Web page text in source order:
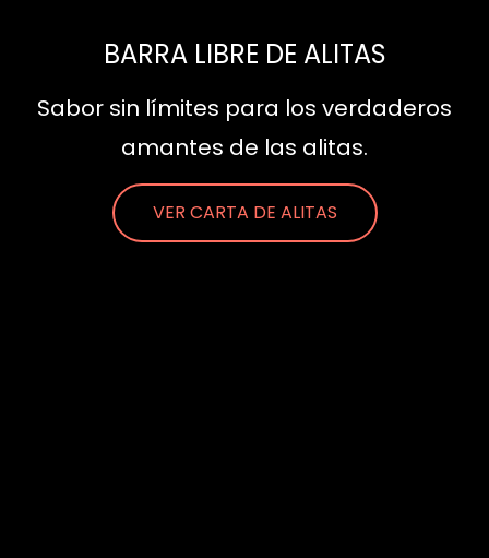
BARRA LIBRE DE ALITAS
Sabor sin límites para los verdaderos
amantes de las alitas.
VER CARTA DE ALITAS